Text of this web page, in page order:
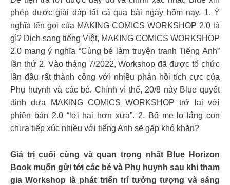
phép được giải đáp tất cả qua bài ngày hôm nay. 1. Ý
nghĩa tên gọi của MAKING COMICS WORKSHOP 2.0 là
gì? Dịch sang tiếng Việt, MAKING COMICS WORKSHOP
2.0 mang ý nghĩa “Cùng bé làm truyện tranh Tiếng Anh”
lần thứ 2. Vào tháng 7/2022, Workshop đã được tổ chức
lần đầu rất thành công với nhiều phản hồi tích cực của
Phụ huynh và các bé. Chính vì thế, 20/8 này Blue quyết
định đưa MAKING COMICS WORKSHOP trở lại với
phiên bản 2.0 “lợi hại hơn xưa”. 2. Bố mẹ lo lắng con
chưa tiếp xúc nhiều với tiếng Anh sẽ gặp khó khăn?
Giá trị cuối cùng và quan trọng nhất Blue Horizon
Book muốn gửi tới các bé và Phụ huynh sau khi tham
gia Workshop là phát triển trí tưởng tượng và sáng